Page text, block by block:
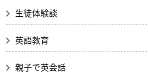
生徒体験談
英語教育
親子で英会話